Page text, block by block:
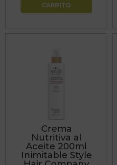
CARRITO
Crema
Nutritiva al
Aceite 200ml
Inimitable Style